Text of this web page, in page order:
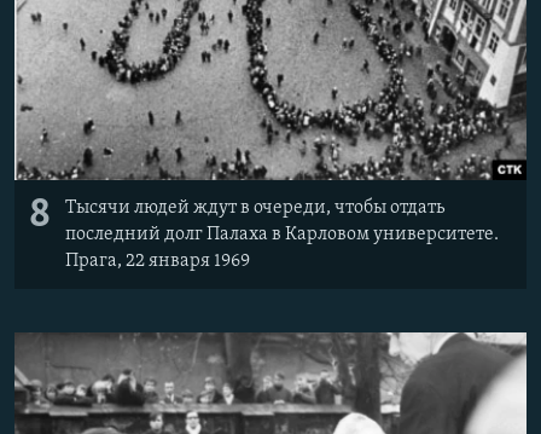
8
Тысячи людей ждут в очереди, чтобы отдать
последний долг Палаха в Карловом университете.
Прага, 22 января 1969